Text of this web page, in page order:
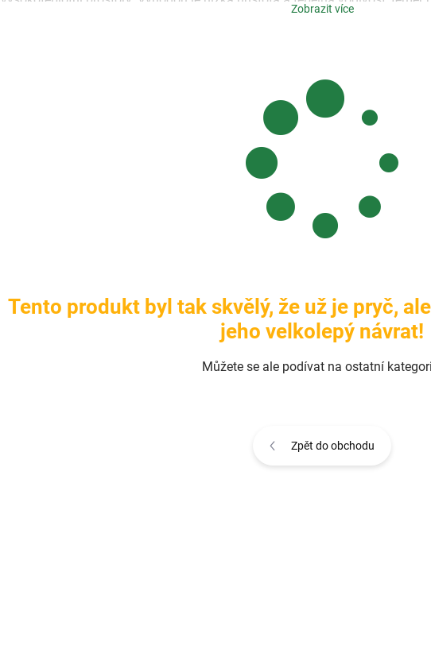
Zobrazit více
Tento produkt byl tak skvělý, že už je pryč,
jeho velkolepý návrat!
Můžete se ale podívat na ostatní
Zpět do obchodu